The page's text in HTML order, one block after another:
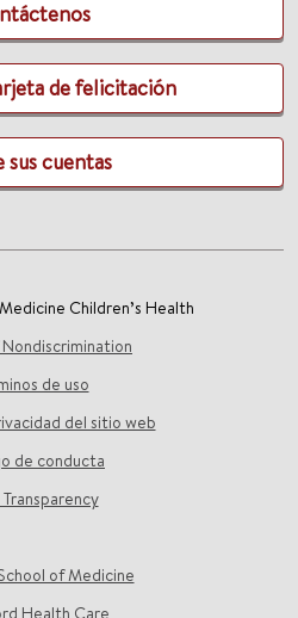
de felicitación
sus cuentas
Children’s Health
de uso
del sitio web
de conducta
Transparency
of Medicine